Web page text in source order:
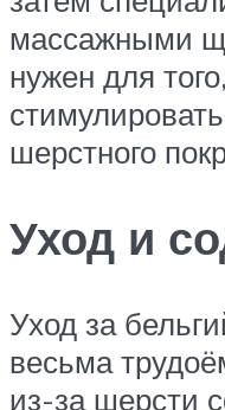
массажными
нужен для
шерстного
Уход и
Уход за
весьма
из-за шерсти